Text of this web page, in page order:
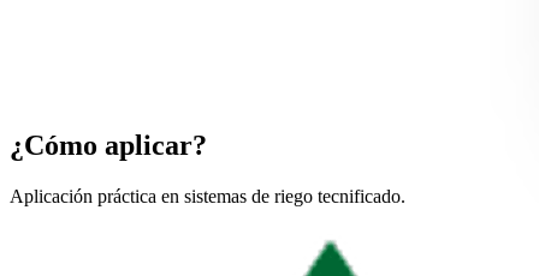
¿Cómo aplicar?
Aplicación práctica en sistemas de riego tecnificado.